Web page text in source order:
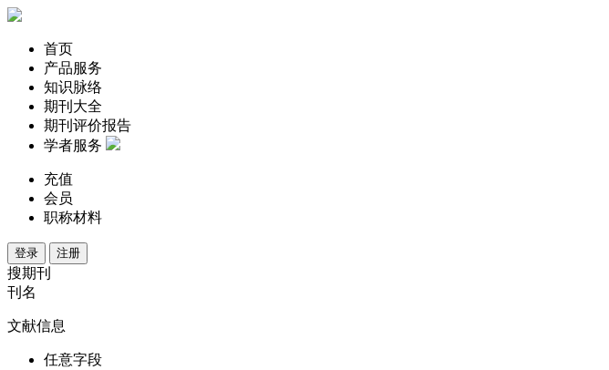
首页
产品服务
知识脉络
期刊大全
期刊评价报告
学者服务
充值
会员
职称材料
登录 注册
搜期刊
刊名
文献信息
任意字段